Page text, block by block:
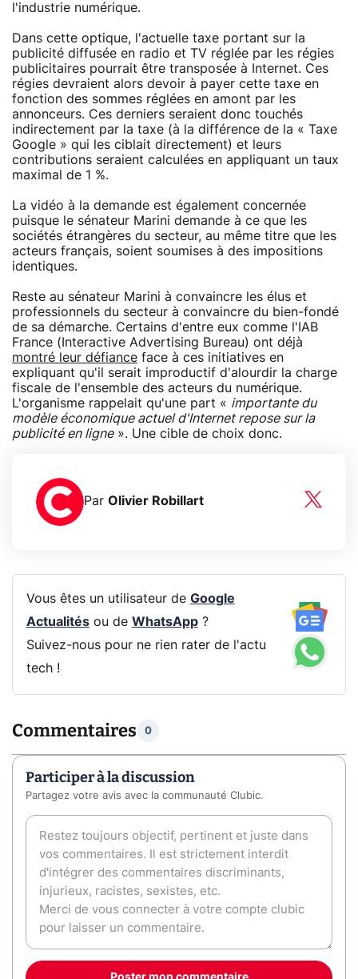
l'industrie numérique.
Dans cette optique, l'actuelle taxe portant sur la
publicité diffusée en radio et TV réglée par les régies
publicitaires pourrait être transposée à Internet. Ces
régies devraient alors devoir à payer cette taxe en
fonction des sommes réglées en amont par les
annonceurs. Ces derniers seraient donc touchés
indirectement par la taxe (à la différence de la « Taxe
Google » qui les ciblait directement) et leurs
contributions seraient calculées en appliquant un taux
maximal de 1 %.
La vidéo à la demande est également concernée
puisque le sénateur Marini demande à ce que les
sociétés étrangères du secteur, au même titre que les
acteurs français, soient soumises à des impositions
identiques.
Reste au sénateur Marini à convaincre les élus et
professionnels du secteur à convaincre du bien-fondé
de sa démarche. Certains d'entre eux comme l'IAB
France (Interactive Advertising Bureau) ont déjà
montré leur défiance face à ces initiatives en
expliquant qu'il serait improductif d'alourdir la charge
fiscale de l'ensemble des acteurs du numérique.
L'organisme rappelait qu'une part « importante du
modèle économique actuel d'Internet repose sur la
publicité en ligne». Une cible de choix donc.
Par Olivier Robillart
Vous êtes un utilisateur de Google
Actualitésou de WhatsApp?
Suivez-nous pour ne rien rater de l'actu
tech !
Commentaires 0
Participer à la discussion
Partagez votre avis avec la communauté Clubic.